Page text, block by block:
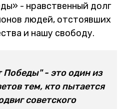
- нравственный долг
людей, отстоявших
и нашу свободу.
Победы" - это один из
тем, кто пытается
советского